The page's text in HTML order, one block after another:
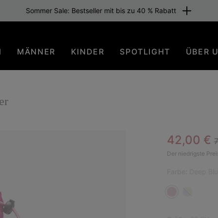
Sommer Sale: Bestseller mit bis zu 40 % Rabatt
MÄNNER KINDER SPOTLIGHT ÜBER
Sale
42,00 €
Der niedrigste